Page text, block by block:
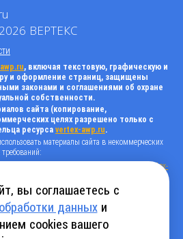
2026 ВЕРТЕКС
, включая текстовую, графическую и
и оформление страниц, защищены
законами и соглашениями об охране
собственности.
сайта (копирование,
целях разрешено только с
ресурса vertex-awp.ru.
материалы сайта в некоммерческих
на оригинал в виде: «источник
vertex-
«noindex», «nofollow» и любые другие
редирект в ссылках;
материала, должны оставаться в неизменном
материалов сайтаvertex-awp.ru
быть размещена на главной странице вашего
вы соглашаетесь с
данныхи
cookies вашего